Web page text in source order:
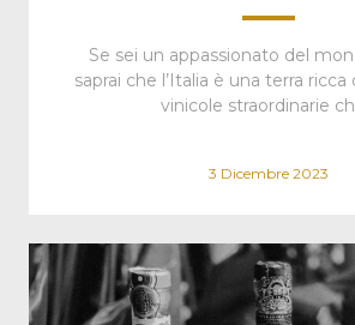
Se sei un appassionato del
saprai che l’Italia è una terra
vinicole straordinarie
3 Dicembre 2023